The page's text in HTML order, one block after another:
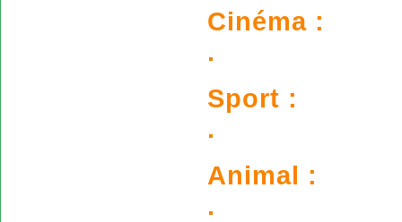
Cinéma :
.
Sport :
.
Animal :
.